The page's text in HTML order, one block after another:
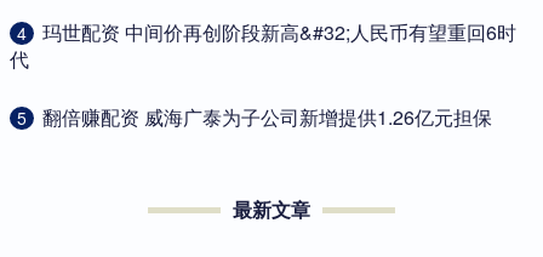
4
​玛世配资 中间价再创阶段新高&#32;人民币有望重回6时
代
5 ​翻倍赚配资 威海广泰为子公司新增提供1.26亿元担保
最新文章